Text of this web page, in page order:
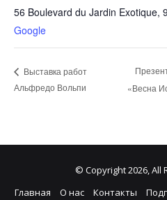
56 Boulevard du Jardin Exotique,
Google
Выставка работ
Альфредо Вольпи
«Весна
© Copyright 2026, All
Главная
О нас Контакты